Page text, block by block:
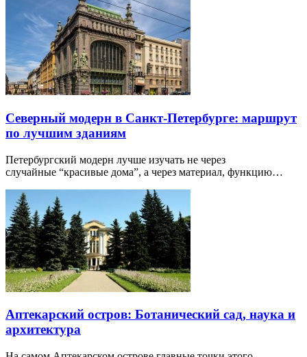
Северный модерн в Санкт-Петербурге: маршрут
по лучшим зданиям
Петербургский модерн лучше изучать не через
случайные “красивые дома”, а через материал, функцию…
Аптекарский остров: Ботанический сад, наука и
архитектура